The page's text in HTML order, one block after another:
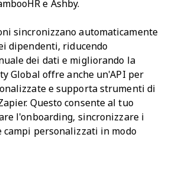
e Ashby.
sincronizzano automaticamente
dipendenti, riducendo
dei dati e migliorando la
Global offre anche un'API per
e supporta strumenti di
Questo consente al tuo
l'onboarding, sincronizzare i
campi personalizzati in modo